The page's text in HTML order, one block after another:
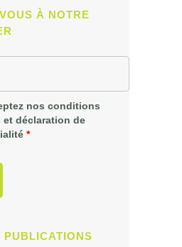
À NOTRE
nos conditions
et déclaration de
*
PUBLICATIONS